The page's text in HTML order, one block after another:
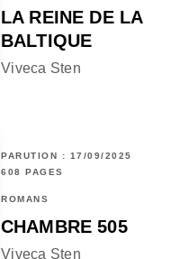
LA REINE DE LA
BALTIQUE
Viveca Sten
PARUTION : 17/09/2025
608 PAGES
ROMANS
CHAMBRE 505
Viveca Sten